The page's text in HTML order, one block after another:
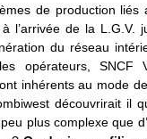
de production liés
l’arrivée de la L.G.V.
du réseau
opérateurs, SNCF
inhérents au mode
découvrirait il
plus complexe que